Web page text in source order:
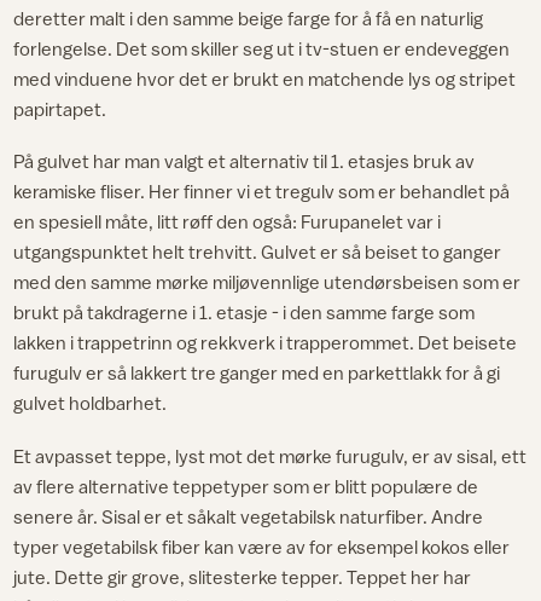
deretter malt i den samme beige farge for å få en naturlig
forlengelse. Det som skiller seg ut i tv-stuen er endeveggen
med vinduene hvor det er brukt en matchende lys og stripet
papirtapet.
På gulvet har man valgt et alternativ til 1. etasjes bruk av
keramiske fliser. Her finner vi et tregulv som er behandlet på
en spesiell måte, litt røff den også: Furupanelet var i
utgangspunktet helt trehvitt. Gulvet er så beiset to ganger
med den samme mørke miljøvennlige utendørsbeisen som er
brukt på takdragerne i 1. etasje - i den samme farge som
lakken i trappetrinn og rekkverk i trapperommet. Det beisete
furugulv er så lakkert tre ganger med en parkettlakk for å gi
gulvet holdbarhet.
Et avpasset teppe, lyst mot det mørke furugulv, er av sisal, ett
av flere alternative teppetyper som er blitt populære de
senere år. Sisal er et såkalt vegetabilsk naturfiber. Andre
typer vegetabilsk fiber kan være av for eksempel kokos eller
jute. Dette gir grove, slitesterke tepper. Teppet her har